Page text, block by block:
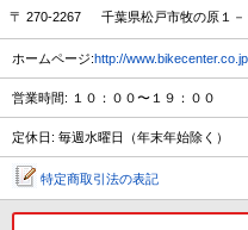
〒 270-2267 千葉県松戸市牧の原１－
ホームページ:http://www.bikecenter.co.jp
営業時間: １０：００〜１９：００
定休日: 毎週水曜日（年末年始除く）
特定商取引法の表記